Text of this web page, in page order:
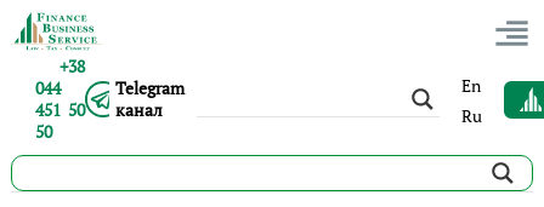
+38
044
451 50
50
Telegram
канал
En
Ru